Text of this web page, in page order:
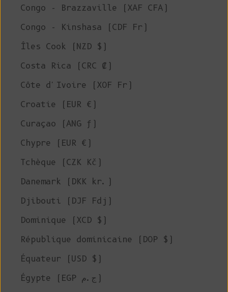
Congo - Brazzaville (XAF CFA)
Congo - Kinshasa (CDF Fr)
Îles Cook (NZD $)
Costa Rica (CRC ₡)
Côte d'Ivoire (XOF Fr)
Croatie (EUR €)
Curaçao (ANG ƒ)
Chypre (EUR €)
Tchèque (CZK Kč)
Danemark (DKK kr.)
Djibouti (DJF Fdj)
Dominique (XCD $)
République dominicaine (DOP $)
Équateur (USD $)
Égypte (EGP ج.م)